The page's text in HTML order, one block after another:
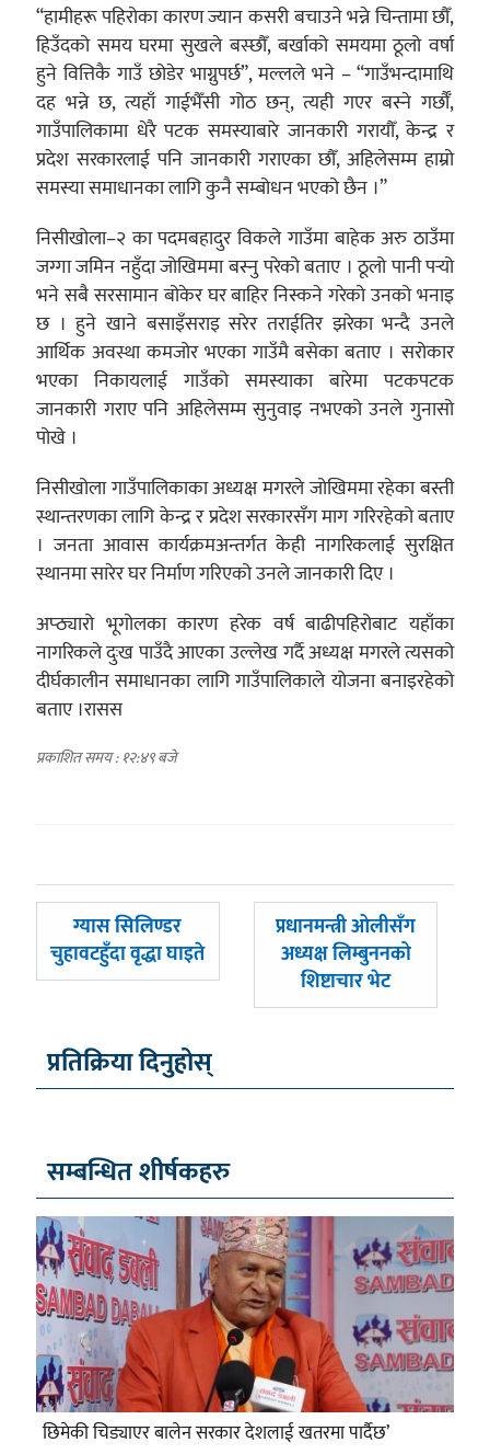
“हामीहरू पहिरोका कारण ज्यान कसरी बचाउने भन्ने चिन्तामा छौँ,
हिउँदको समय घरमा सुखले बस्छौँ, बर्खाको समयमा ठूलो वर्षा
हुने वित्तिकै गाउँ छोडेर भाग्नुपर्छ”, मल्लले भने – “गाउँभन्दामाथि
दह भन्ने छ, त्यहाँ गाईभैँसी गोठ छन्, त्यही गएर बस्ने गर्छौँ,
गाउँपालिकामा धेरै पटक समस्याबारे जानकारी गरायौँ, केन्द्र र
प्रदेश सरकारलाई पनि जानकारी गराएका छौँ, अहिलेसम्म हाम्रो
समस्या समाधानका लागि कुनै सम्बोधन भएको छैन ।”
निसीखोला–२ का पदमबहादुर विकले गाउँमा बाहेक अरु ठाउँमा
जग्गा जमिन नहुँदा जोखिममा बस्नु परेको बताए । ठूलो पानी पर्‍यो
भने सबै सरसामान बोकेर घर बाहिर निस्कने गरेको उनको भनाइ
छ । हुने खाने बसाइँसराइ सरेर तराईतिर झरेका भन्दै उनले
आर्थिक अवस्था कमजोर भएका गाउँमै बसेका बताए । सरोकार
भएका निकायलाई गाउँको समस्याका बारेमा पटकपटक
जानकारी गराए पनि अहिलेसम्म सुनुवाइ नभएको उनले गुनासो
पोखे ।
निसीखोला गाउँपालिकाका अध्यक्ष मगरले जोखिममा रहेका बस्ती
स्थान्तरणका लागि केन्द्र र प्रदेश सरकारसँग माग गरिरहेको बताए
। जनता आवास कार्यक्रमअन्तर्गत केही नागरिकलाई सुरक्षित
स्थानमा सारेर घर निर्माण गरिएको उनले जानकारी दिए ।
अप्ठ्यारो भूगोलका कारण हरेक वर्ष बाढीपहिरोबाट यहाँका
नागरिकले दुःख पाउँदै आएका उल्लेख गर्दै अध्यक्ष मगरले त्यसको
दीर्घकालीन समाधानका लागि गाउँपालिकाले योजना बनाइरहेको
बताए ।रासस
प्रकाशित समय : १२:४९ बजे
पछिल्लाे
-
ग्यास सिलिण्डर
चुहावटहुँदा वृद्धा घाइते
अघिल्लाे
प्रधानमन्त्री ओलीसँग
अध्यक्ष लिम्बुननको
शिष्टाचार भेट
प्रतिक्रिया दिनुहोस्
सम्बन्धित शीर्षकहरु
छिमेकी चिड्याएर बालेन सरकार देशलाई खतरमा पार्दैछ’